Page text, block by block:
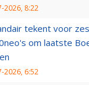
2026, 8:22
tekent voor
om laatste
2026, 6:52